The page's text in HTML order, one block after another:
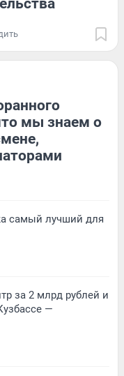
мы знаем о
самый лучший для
за 2 млрд рублей и
—